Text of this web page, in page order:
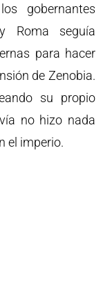
gobernantes
Roma seguía
para hacer
de Zenobia.
su propio
no hizo nada
el imperio.